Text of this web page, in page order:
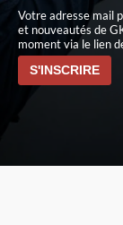
Votre adresse mail
et nouveautés de
moment via le lien